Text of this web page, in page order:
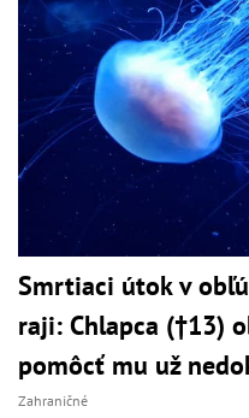
Smrtiaci útok v
raji: Chlapca (†13)
pomôcť mu už
Zahraničné